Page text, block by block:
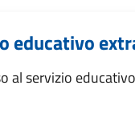
educativo
al servizio